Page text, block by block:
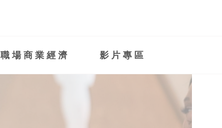
職場商業經濟 影片專區